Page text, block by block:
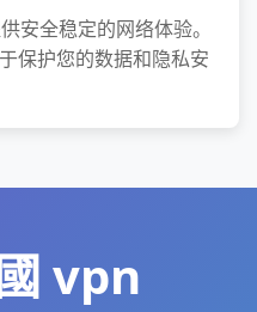
安全稳定的网络体验。
保护您的数据和隐私安
vpn